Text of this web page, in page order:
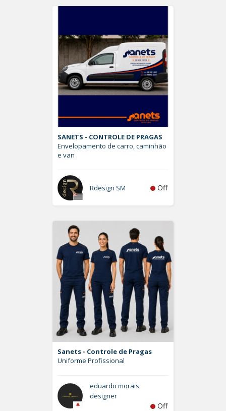
SANETS - CONTROLE DE PRAGAS
Envelopamento de carro, caminhão
e van
Rdesign SM Off
Sanets - Controle de Pragas
Uniforme Profissional
eduardo morais
designer
Off